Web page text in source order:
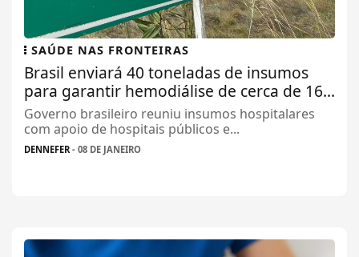
SAÚDE NAS FRONTEIRAS
Brasil enviará 40 toneladas de insumos
para garantir hemodiálise de cerca de 16...
Governo brasileiro reuniu insumos hospitalares
com apoio de hospitais públicos e...
DENNEFER - 08 DE JANEIRO